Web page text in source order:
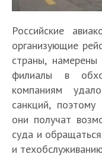
Российские
организующие
страны,
филиалы в
компаниям
санкций,
они получат
суда и
и